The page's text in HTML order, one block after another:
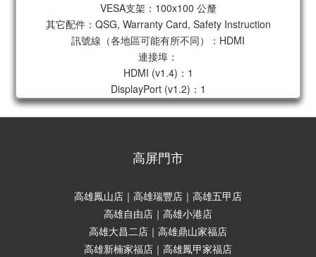
VESA支架：100x100 公釐
其它配件：QSG, Warranty Card, Safety Instruction
訊號線（各地區可能有所不同）：HDMI
連接埠：
HDMI (v1.4)：1
DisplayPort (v1.2)：1
高屏門市
高雄鳳山店｜高雄瑞豐店｜高雄五甲店
高雄自由店｜高雄小港店
高雄大昌二店｜高雄鼎山家福店
高雄新楠家福店｜高雄鳳甲家福店